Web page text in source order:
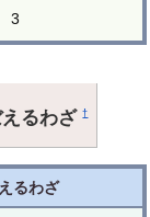
3
えるわざ†
るわざ